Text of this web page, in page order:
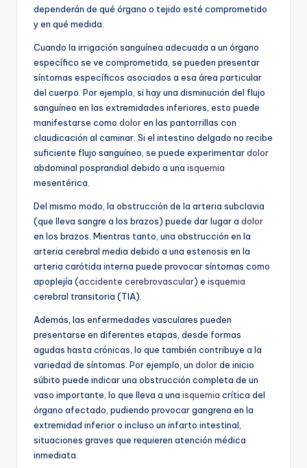
dependerán de qué órgano o tejido esté comprometido
y en qué medida.
Cuando la irrigación sanguínea adecuada a un órgano
específico se ve comprometida, se pueden presentar
síntomas específicos asociados a esa área particular
del cuerpo. Por ejemplo, si hay una disminución del flujo
sanguíneo en las extremidades inferiores, esto puede
manifestarse como doloren las pantorrillas con
claudicación al caminar. Si el intestino delgado no recibe
suficiente flujo sanguíneo, se puede experimentardolor
abdominal posprandial debido a una isquemia
mesentérica.
Del mismo modo, la obstrucción de la arteria subclavia
(que lleva sangre a los brazos) puede dar lugar a dolor
en los brazos. Mientras tanto, una obstrucción en la
arteria cerebral media debido a una estenosis en la
arteria carótida interna puede provocar síntomas como
apoplejía (accidente cerebrovascular) e isquemia
cerebral transitoria (TIA).
Además, las enfermedades vasculares pueden
presentarse en diferentes etapas, desde formas
agudas hasta crónicas, lo que también contribuye a la
variedad de síntomas. Por ejemplo, un dolorde inicio
súbito puede indicar una obstrucción completa de un
vaso importante, lo que lleva a una isquemia crítica del
órgano afectado, pudiendo provocar gangrena en la
extremidad inferior o incluso un infarto intestinal,
situaciones graves que requieren atención médica
inmediata.